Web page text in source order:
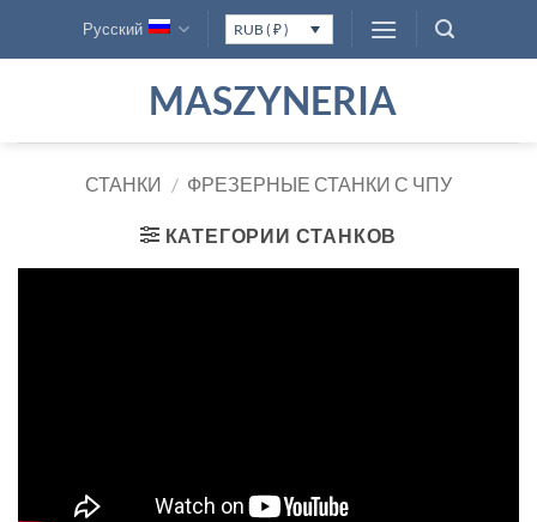
Русский RUB ( ₽ )
MASZYNERIA
СТАНКИ / ФРЕЗЕРНЫЕ СТАНКИ С ЧПУ
КАТЕГОРИИ СТАНКОВ